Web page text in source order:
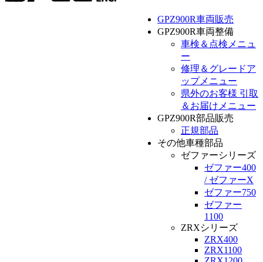
GPZ900R車両販売
GPZ900R車両整備
車検＆点検メニュ
ー
修理＆グレードア
ップメニュー
県外のお客様 引取
＆お届けメニュー
GPZ900R部品販売
正規部品
その他車種部品
ゼファーシリーズ
ゼファー400
/ ゼファーX
ゼファー750
ゼファー
1100
ZRXシリーズ
ZRX400
ZRX1100